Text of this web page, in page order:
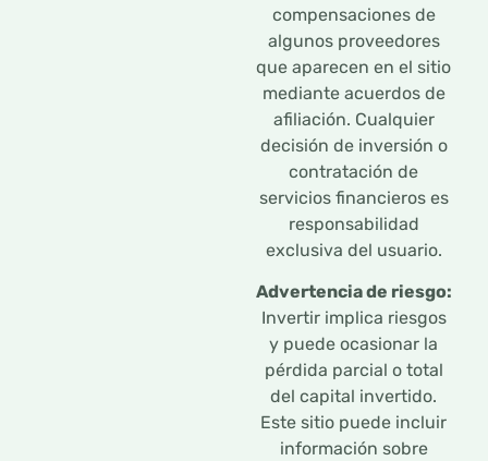
compensaciones de
algunos proveedores
que aparecen en el sitio
mediante acuerdos de
afiliación. Cualquier
decisión de inversión o
contratación de
servicios financieros es
responsabilidad
exclusiva del usuario.
Advertencia de riesgo:
Invertir implica riesgos
y puede ocasionar la
pérdida parcial o total
del capital invertido.
Este sitio puede incluir
información sobre